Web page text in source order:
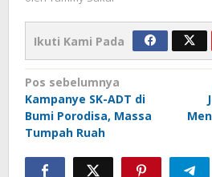
Ikuti Kami Pada
Navigasi
pos
Pos sebelumnya
Kampanye SK-ADT di
Bumi Porodisa, Massa
Tumpah Ruah